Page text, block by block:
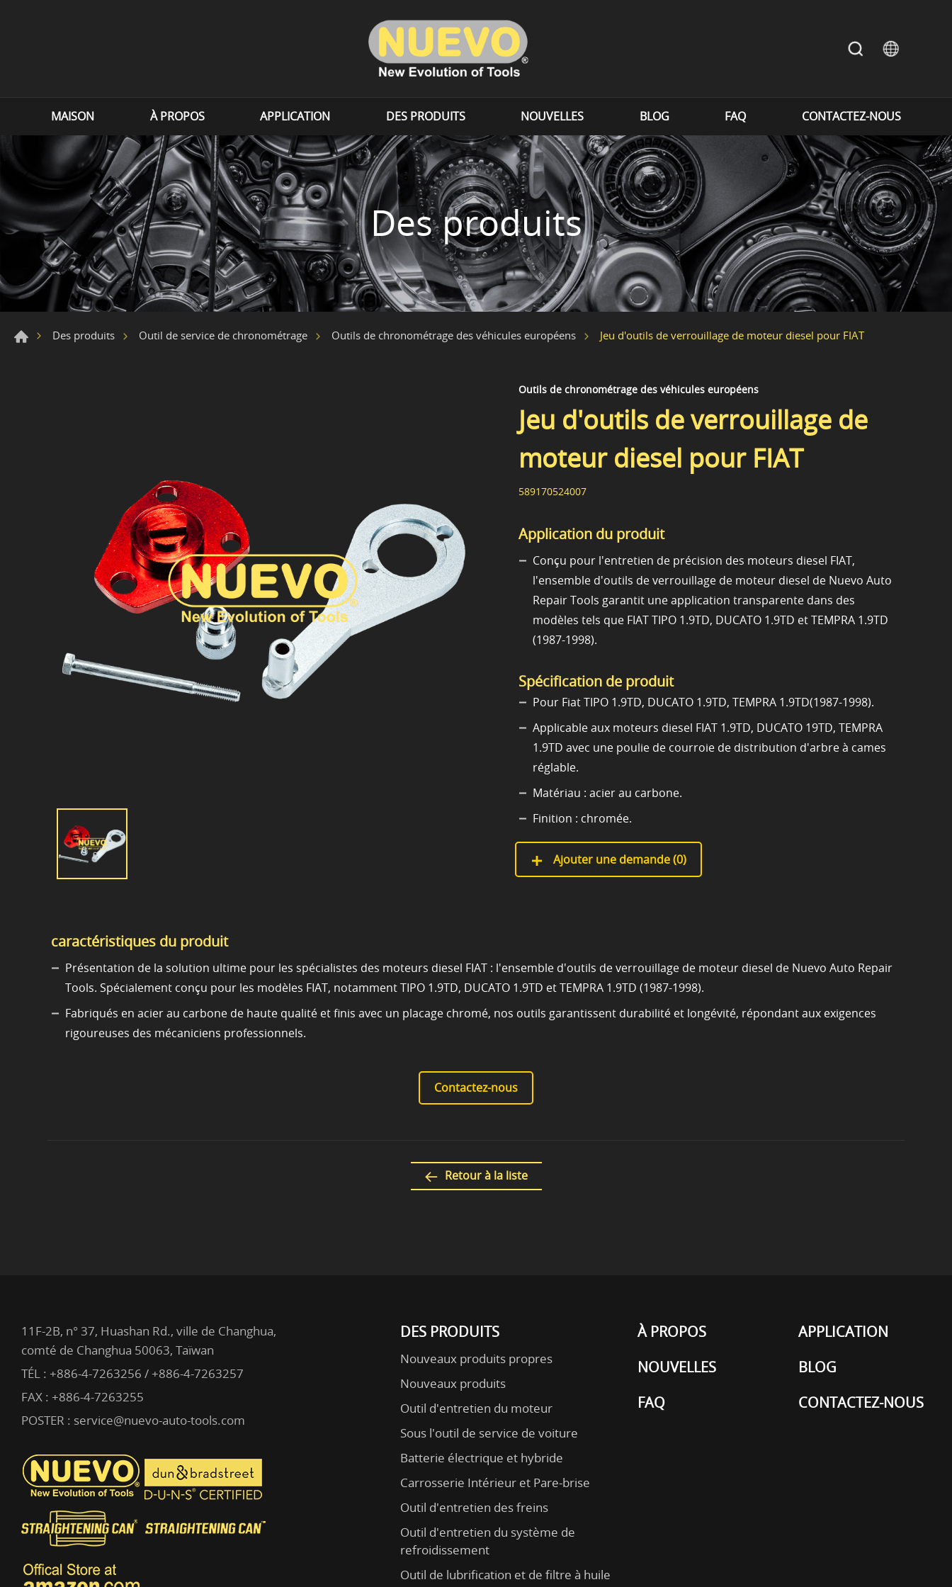
MAISON À PROPOS APPLICATION DES PRODUITS NOUVELLES BLOG FAQ CONTACTEZ-NOUS
Des produits
Des produits Outil de service de chronométrage Outils de chronométrage des véhicules européens Jeu d'outils de verrouillage de moteur diesel pour FIAT
Outils de chronométrage des véhicules européens
Jeu d'outils de verrouillage de
moteur diesel pour FIAT
589170524007
Application du produit
Conçu pour l'entretien de précision des moteurs diesel FIAT,
l'ensemble d'outils de verrouillage de moteur diesel de Nuevo Auto
Repair Tools garantit une application transparente dans des
modèles tels que FIAT TIPO 1.9TD, DUCATO 1.9TD et TEMPRA 1.9TD
(1987-1998).
Spécification de produit
Pour Fiat TIPO 1.9TD, DUCATO 1.9TD, TEMPRA 1.9TD(1987-1998).
Applicable aux moteurs diesel FIAT 1.9TD, DUCATO 19TD, TEMPRA
1.9TD avec une poulie de courroie de distribution d'arbre à cames
réglable.
Matériau : acier au carbone.
Finition : chromée.
Ajouter une demande (0)
caractéristiques du produit
Présentation de la solution ultime pour les spécialistes des moteurs diesel FIAT : l'ensemble d'outils de verrouillage de moteur diesel de Nuevo Auto Repair
Tools. Spécialement conçu pour les modèles FIAT, notamment TIPO 1.9TD, DUCATO 1.9TD et TEMPRA 1.9TD (1987-1998).
Fabriqués en acier au carbone de haute qualité et finis avec un placage chromé, nos outils garantissent durabilité et longévité, répondant aux exigences
rigoureuses des mécaniciens professionnels.
Contactez-nous
Retour à la liste
DES PRODUITS
Nouveaux produits propres
Nouveaux produits
Outil d'entretien du moteur
Sous l'outil de service de voiture
Batterie électrique et hybride
Carrosserie Intérieur et Pare-brise
Outil d'entretien des freins
Outil d'entretien du système de
refroidissement
Outil de lubrification et de filtre à huile
À PROPOS
APPLICATION
NOUVELLES
BLOG
FAQ
CONTACTEZ-NOUS
11F-2B, n° 37, Huashan Rd., ville de Changhua,
comté de Changhua 50063, Taïwan
TÉL : +886-4-7263256 / +886-4-7263257
FAX : +886-4-7263255
POSTER : service@nuevo-auto-tools.com